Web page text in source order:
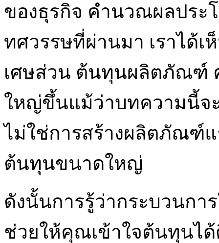
ของธุรกิจ คำนวณผลประ
ทศวรรษที่ผ่านมา เราได้
เศษส่วน ต้นทุนผลิตภัณฑ์
ใหญ่ขึ้นแม้ว่าบทความนี้จ
ไม่ใช่การสร้างผลิตภัณฑ์แ
ต้นทุนขนาดใหญ่
ดังนั้นการรู้ว่ากระบวนกา
ช่วยให้คุณเข้าใจต้นทุนไ